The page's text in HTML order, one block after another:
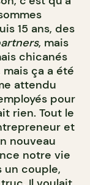
15 ans, des
, mais
chicanés
ça a été
attendu
pour
rien. Tout le
et
nouveau
notre vie
un couple,